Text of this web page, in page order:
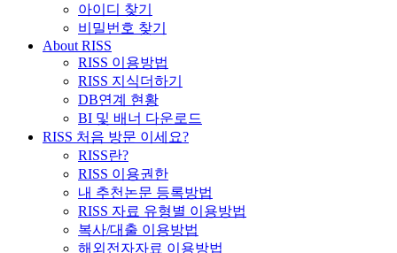
아이디 찾기
비밀번호 찾기
About RISS
RISS 이용방법
RISS 지식더하기
DB연계 현황
BI 및 배너 다운로드
RISS 처음 방문 이세요?
RISS란?
RISS 이용권한
내 추천논문 등록방법
RISS 자료 유형별 이용방법
복사/대출 이용방법
해외전자자료 이용방법